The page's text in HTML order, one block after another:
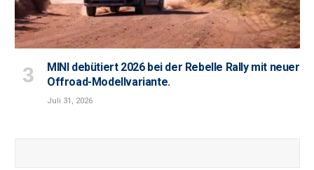
MINI debütiert 2026 bei der Rebelle Rally mit neuer
Offroad-Modellvariante.
Juli 31, 2026